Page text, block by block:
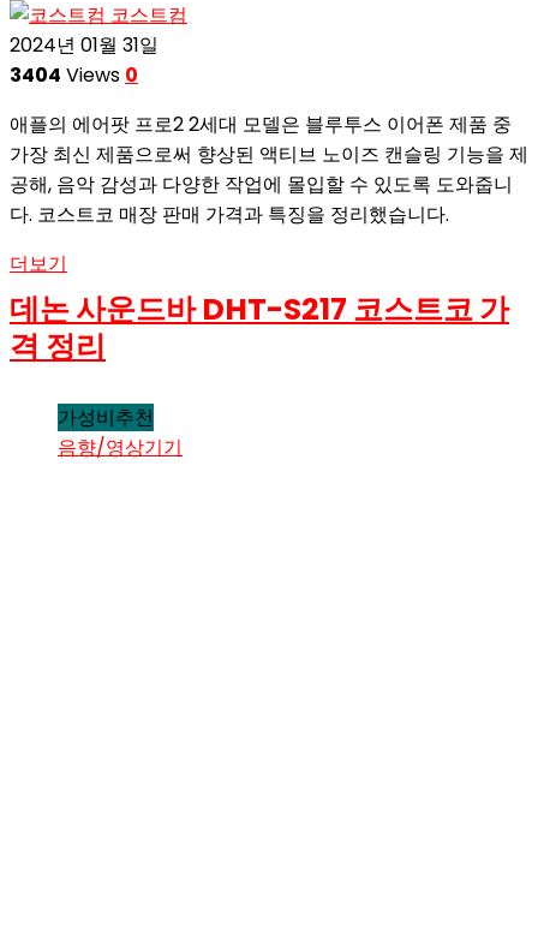
코스트컴
2024년 01월 31일
3404 Views 0
애플의 에어팟 프로2 2세대 모델은 블루투스 이어폰 제품 중
가장 최신 제품으로써 향상된 액티브 노이즈 캔슬링 기능을 제
공해, 음악 감성과 다양한 작업에 몰입할 수 있도록 도와줍니
다. 코스트코 매장 판매 가격과 특징을 정리했습니다.
더보기
데논 사운드바 DHT-S217 코스트코 가
격 정리
가성비추천
음향/영상기기